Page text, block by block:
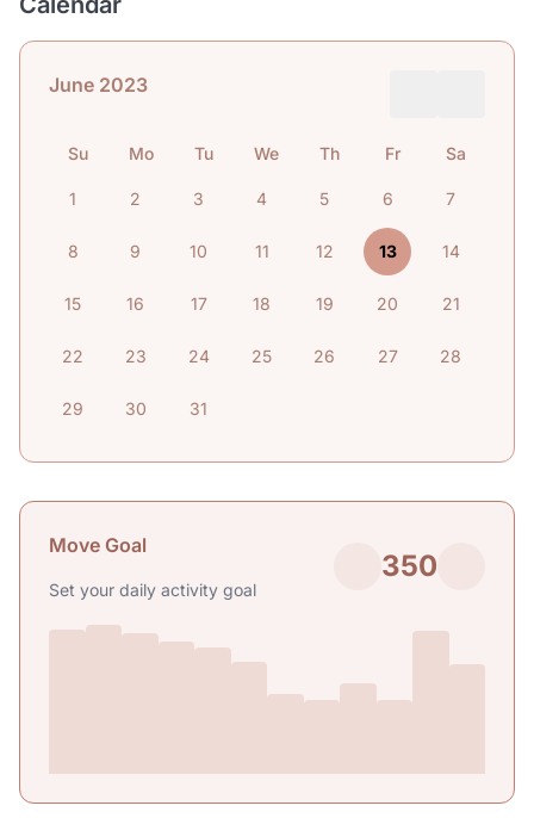
June 2023
Su Mo Tu We Th Fr Sa
1 2 3 4 5 6 7
8 9 10 11 12 13 14
15 16 17 18 19 20 21
22 23 24 25 26 27 28
29 30 31
Move Goal
Set your daily activity goal
350